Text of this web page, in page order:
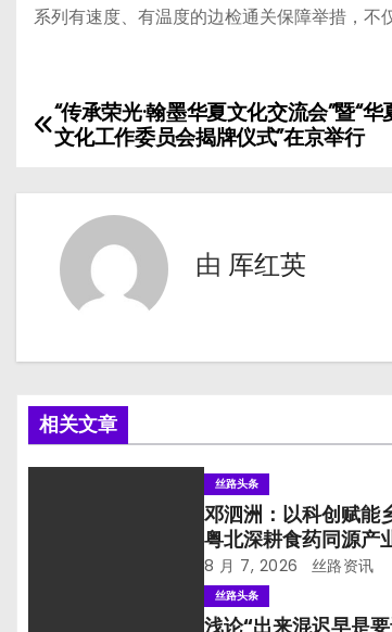
系列有速度、有温度的边检通关保障举措，不
文
航
“传承荣光·翰墨华夏文化交流会”暨“
文化工作委员会揭牌仪式”在京举行
由 厍红英
相关文章
丝路头条
邓泗洲：以科创赋能
粤北深耕食药同源产
8 月 7, 2026 丝路资讯
丝路头条
浅论“出来混迟早是